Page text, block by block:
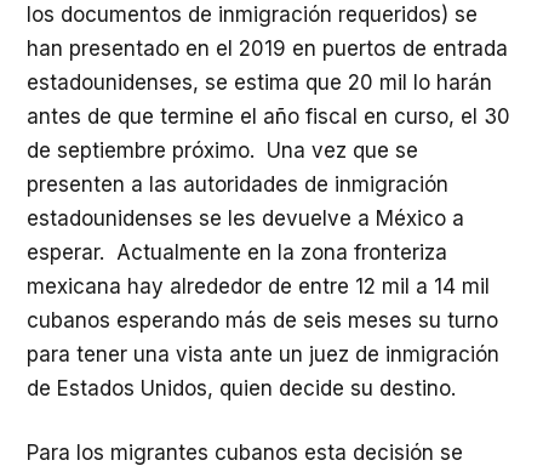
los documentos de inmigración requeridos) se
han presentado en el 2019 en puertos de entrada
estadounidenses, se estima que 20 mil lo harán
antes de que termine el año fiscal en curso, el 30
de septiembre próximo. Una vez que se
presenten a las autoridades de inmigración
estadounidenses se les devuelve a México a
esperar. Actualmente en la zona fronteriza
mexicana hay alrededor de entre 12 mil a 14 mil
cubanos esperando más de seis meses su turno
para tener una vista ante un juez de inmigración
de Estados Unidos, quien decide su destino.
Para los migrantes cubanos esta decisión se